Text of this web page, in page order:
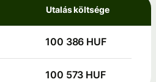
Utalás költsége
100 386 HUF
100 573 HUF